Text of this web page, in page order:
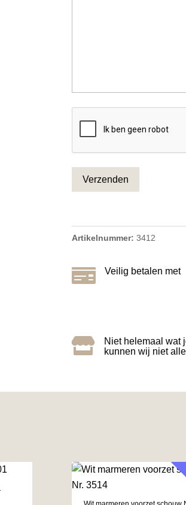
Artikelnummer: 3412
 Veilig betalen met

Niet helemaal wat
kunnen wij niet